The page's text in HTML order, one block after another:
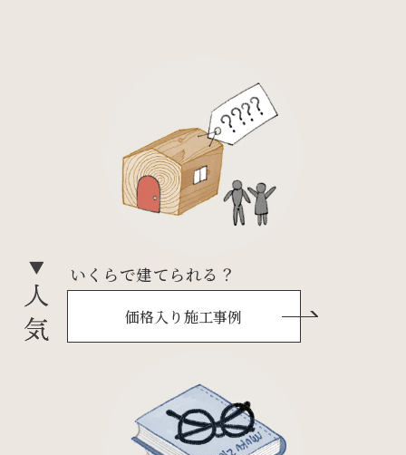
いくらで建てられる？
価格入り施工事例